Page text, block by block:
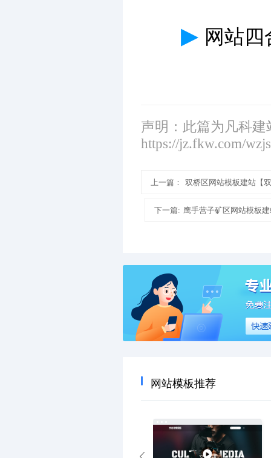
▶ 网站四
声明：此篇为凡科
https://jz.fkw.com/
上一篇： 双桥区网站模板建站【
下一篇: 鹰手营子矿区网站模板
网站模板推荐